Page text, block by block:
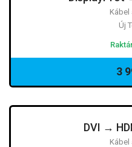
Kábel
Új
3
DVI →
Kábel